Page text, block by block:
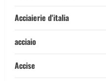
Acciaierie d'italia
acciaio
Accise